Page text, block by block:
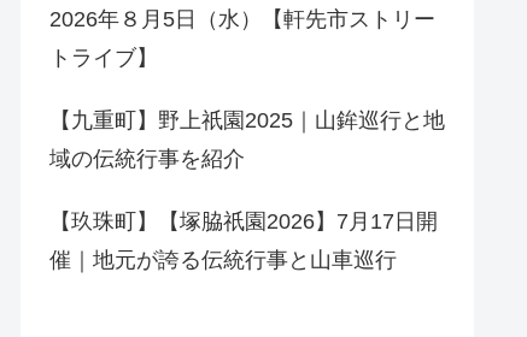
2026年８月5日（水）【軒先市ストリー
トライブ】
【九重町】野上祇園2025｜山鉾巡行と地
域の伝統行事を紹介
【玖珠町】【塚脇祇園2026】7月17日開
催｜地元が誇る伝統行事と山車巡行